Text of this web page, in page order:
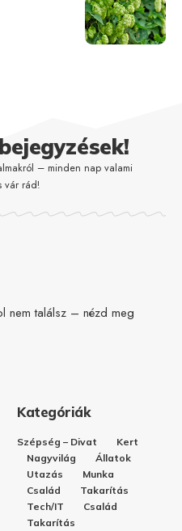
– minden nap valami
vár rád!
nem találsz – nézd meg
Kategóriák
Szépség – Divat
Kert
Nagyvilág
Állatok
Utazás
Munka
Család
Takarítás
Tech/IT
Család
Takarítás